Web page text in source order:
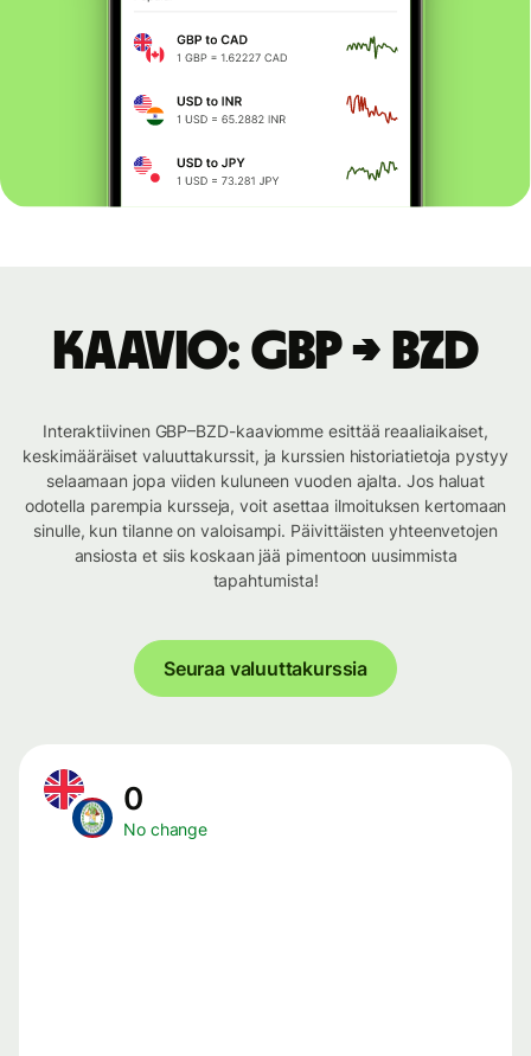
Kaavio: GBP → BZD
Interaktiivinen GBP–BZD-kaaviomme esittää reaaliaikaiset,
keskimääräiset valuuttakurssit, ja kurssien historiatietoja pystyy
selaamaan jopa viiden kuluneen vuoden ajalta. Jos haluat
odotella parempia kursseja, voit asettaa ilmoituksen kertomaan
sinulle, kun tilanne on valoisampi. Päivittäisten yhteenvetojen
ansiosta et siis koskaan jää pimentoon uusimmista
tapahtumista!
Seuraa valuuttakurssia
0
No change